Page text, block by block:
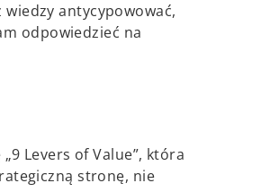
antycypowować,
odpowiedzieć na
Levers of Value”, która
stronę, nie